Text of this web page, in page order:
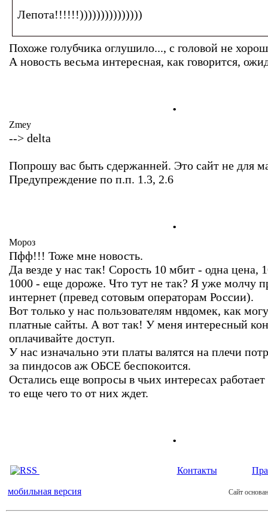
Лепота!!!!!!)))))))))))))))
Похоже голубчика оглушило..., с головой не
А новость весьма интересная, как говорится,
.
Zmey
--> delta
Попрошу вас быть сдержанней. Это сайт не для
Предупреждение по п.п. 1.3, 2.6
.
Мороз
Пфф!!! Тоже мне новость.
Да везде у нас так! Сорость 10 мбит - одна цена,
1000 - еще дороже. Что тут не так? Я уже молчу
интернет (превед сотовым операторам России).
Вот только у нас пользователям нвдомек, как
платные сайты. А вот так! У меня интересный
оплачивайте доступ.
У нас изначально эти платы валятся на плечи
за пиндосов аж ОБСЕ беспокоится.
Остались еще вопросы в чьих интересах
то еще чего то от них ждет.
.
Контакты
мобильная версия Сайт